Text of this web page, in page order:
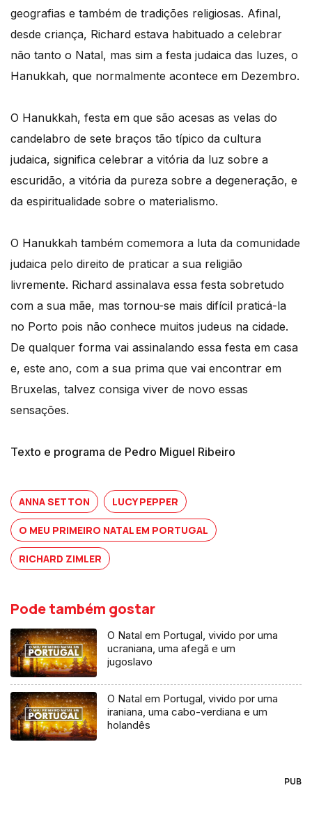
geografias e também de tradições religiosas. Afinal,
desde criança, Richard estava habituado a celebrar
não tanto o Natal, mas sim a festa judaica das luzes, o
Hanukkah, que normalmente acontece em Dezembro.
O Hanukkah, festa em que são acesas as velas do
candelabro de sete braços tão típico da cultura
judaica, significa celebrar a vitória da luz sobre a
escuridão, a vitória da pureza sobre a degeneração, e
da espiritualidade sobre o materialismo.
O Hanukkah também comemora a luta da comunidade
judaica pelo direito de praticar a sua religião
livremente. Richard assinalava essa festa sobretudo
com a sua mãe, mas tornou-se mais difícil praticá-la
no Porto pois não conhece muitos judeus na cidade.
De qualquer forma vai assinalando essa festa em casa
e, este ano, com a sua prima que vai encontrar em
Bruxelas, talvez consiga viver de novo essas
sensações.
Texto e programa de Pedro Miguel Ribeiro
ANNA SETTON LUCY PEPPER
O MEU PRIMEIRO NATAL EM PORTUGAL
RICHARD ZIMLER
Pode também gostar
O Natal em Portugal, vivido por uma
ucraniana, uma afegã e um
jugoslavo
O Natal em Portugal, vivido por uma
iraniana, uma cabo-verdiana e um
holandês
PUB